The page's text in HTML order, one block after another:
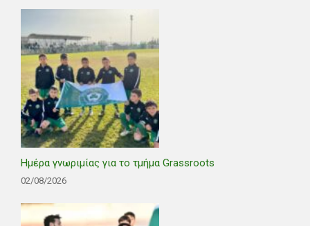
Ημέρα γνωριμίας για το τμήμα Grassroots
02/08/2026